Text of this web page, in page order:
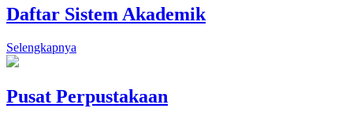
Daftar Sistem Akademik
Selengkapnya
Pusat Perpustakaan